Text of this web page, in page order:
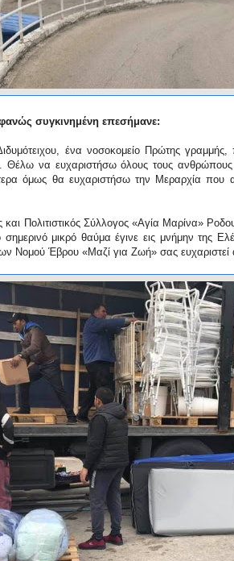
συγκινημένη επεσήμανε:
ένα νοσοκομείο Πρώτης
Θέλω να ευχαριστήσω όλους τους
όμως θα ευχαριστήσω την Μεραρχία που
Πολιτιστικός Σύλλογος «Αγία Μαρίνα»
μικρό θαύμα έγινε εις μνήμην της
Νομού Έβρου «Μαζί για Ζωή» σας ευχαριστεί